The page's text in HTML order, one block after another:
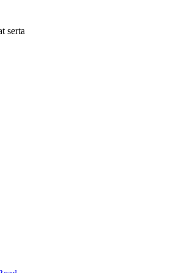
serta